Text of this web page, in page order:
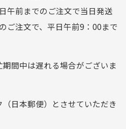
条
ざいます。
午前までのご注文で当日発送
ご注文で、平日午前9：00まで
間中は遅れる場合がございま
日本郵便）とさせていただき